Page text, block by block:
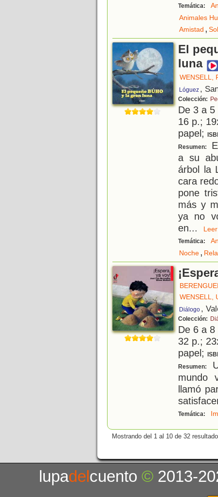
Temática:
Animales
Amistad ,
El
luna
WENSELL,
Lóguez ,
Colección:
De 3 a
16 p.;
papel;
Resumen:
a su
árbol la
cara
pone
más y
ya no
en...
Temática:
Noche,
WENSELL,
Diálogo ,
Colección:
De 6 a
32 p.;
papel;
Resumen:
mundo
llamó
Temática:
Mostrando del 1 al 10 de 32
lupadelcuento© 2013-